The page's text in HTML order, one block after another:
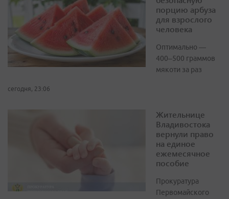
порцию арбуза
для взрослого
человека
Оптимально —
400–500 граммов
мякоти за раз
сегодня, 23:06
Жительнице
Владивостока
вернули право
на единое
ежемесячное
пособие
Прокуратура
Первомайского